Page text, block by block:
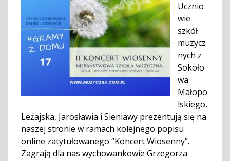
Ucznio
wie
szkół
muzycz
nych z
Sokoło
wa
Małopo
lskiego,
Leżajska, Jarosławia i Sieniawy prezentują się na
naszej stronie w ramach kolejnego popisu
online zatytułowanego “Koncert Wiosenny”.
Zagrają dla nas wychowankowie Grzegorza